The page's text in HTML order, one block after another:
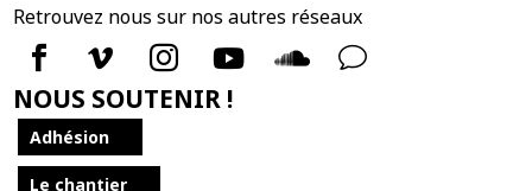
     v
NOUS SOUTENIR !
Adhésion
Le chantier